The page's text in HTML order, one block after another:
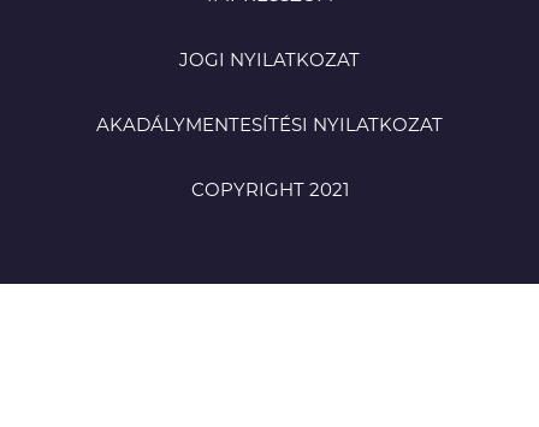
JOGI NYILATKOZAT
AKADÁLYMENTESÍTÉSI NYILATKOZAT
COPYRIGHT 2021